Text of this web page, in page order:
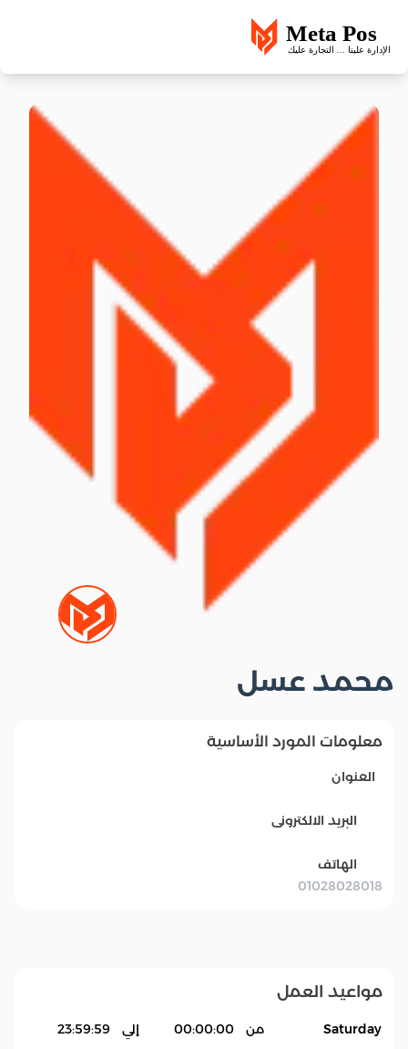
محمد عسل
معلومات المورد الأساسية
العنوان
البريد الالكترونى
الهاتف
01028028018
مواعيد العمل
Saturday من 00:00:00 إلي
23:59:59